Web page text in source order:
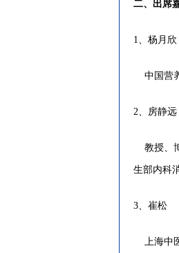
二、出席
1、杨月欣
中国营
2、房静远
教授、
生部内科
3、崔松
上海中